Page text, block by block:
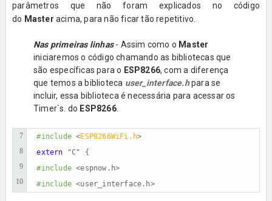
parâmetros que não foram explicados no código
do Master acima, para não ficar tão repetitivo.
Nas primeiras linhas- Assim como o Master
iniciaremos o código chamando as bibliotecas que
são específicas para o ESP8266, com a diferença
que temos a biblioteca user_interface.hpara se
incluir, essa biblioteca é necessária para acessar os
Timer`s. do ESP8266.
7
8
9
10
#include <ESP8266WiFi.h
extern
#include
#include <user_interface.h>